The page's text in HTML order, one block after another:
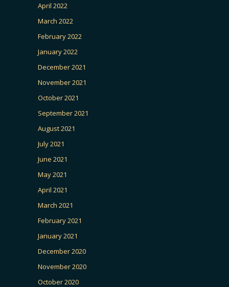
April 2022
March 2022
February 2022
January 2022
December 2021
November 2021
October 2021
September 2021
August 2021
July 2021
June 2021
May 2021
April 2021
March 2021
February 2021
January 2021
December 2020
November 2020
October 2020